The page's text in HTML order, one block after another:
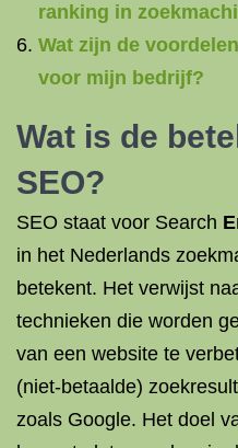
ranking in
Wat zijn de
voor mijn bedrijf?
Wat is de
SEO?
SEO staat voor Search
in het Nederlands
betekent. Het verwijst
technieken die worden
van een website te
(niet-betaalde)
zoals Google. Het doel